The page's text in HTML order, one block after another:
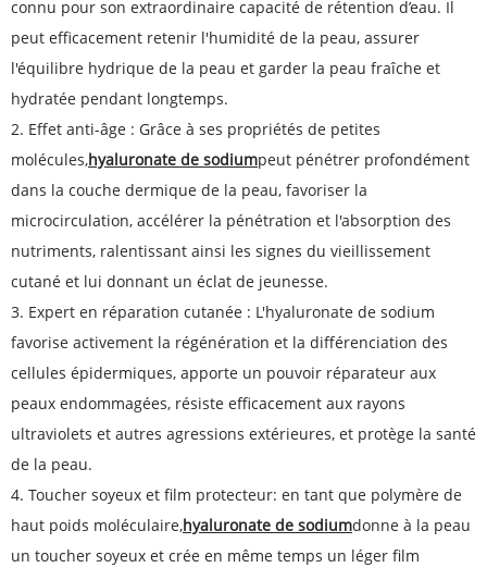
connu pour son extraordinaire capacité de rétention d’eau. Il
peut efficacement retenir l'humidité de la peau, assurer
l'équilibre hydrique de la peau et garder la peau fraîche et
hydratée pendant longtemps.
2. Effet anti-âge : Grâce à ses propriétés de petites
molécules,hyaluronate de sodiumpeut pénétrer profondément
dans la couche dermique de la peau, favoriser la
microcirculation, accélérer la pénétration et l'absorption des
nutriments, ralentissant ainsi les signes du vieillissement
cutané et lui donnant un éclat de jeunesse.
3. Expert en réparation cutanée : L'hyaluronate de sodium
favorise activement la régénération et la différenciation des
cellules épidermiques, apporte un pouvoir réparateur aux
peaux endommagées, résiste efficacement aux rayons
ultraviolets et autres agressions extérieures, et protège la santé
de la peau.
4. Toucher soyeux et film protecteur: en tant que polymère de
haut poids moléculaire,hyaluronate de sodiumdonne à la peau
un toucher soyeux et crée en même temps un léger film